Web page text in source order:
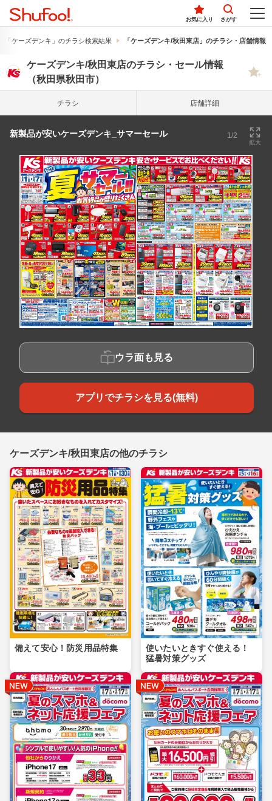
お気に入り さがす
「ケーズデンキ」のチラシ検索結果 「ケーズデンキ/秋田東店」のチラシ・店舗情報
ケーズデンキ/秋田東店のチラシ・セール情報
（秋田県秋田市）
チラシ 店舗詳細
新製品が安いケーズデンキ_サマーセール 1/2
拡大
ウラ面も見る
アプリでチラシを見る(無料)
ケーズデンキ/秋田東店の他のチラシ
備えて安心！防災用品特集
使いたいときすぐ使える！
猛暑対策グッズ